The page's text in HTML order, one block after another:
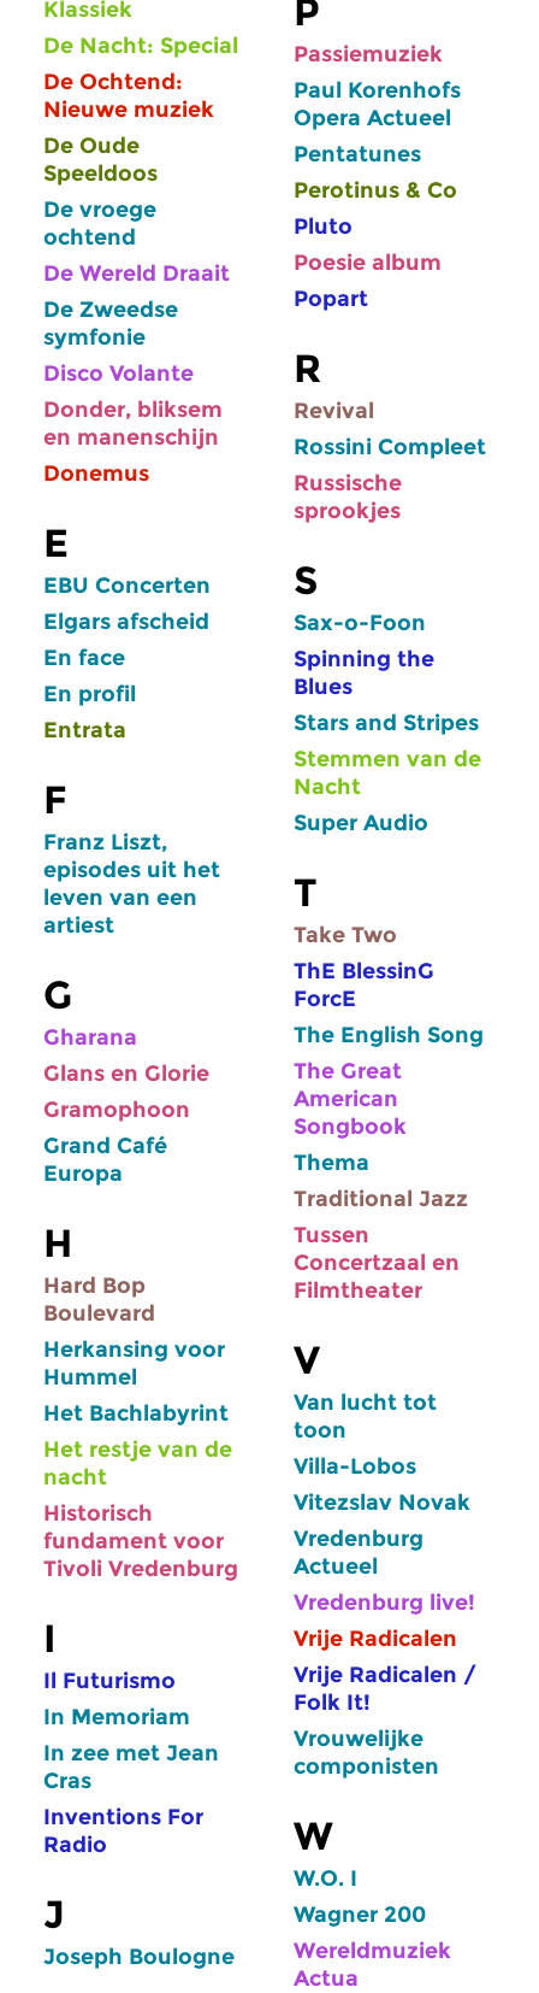
Klassiek
De Nacht: Special
De Ochtend:
Nieuwe muziek
De Oude
Speeldoos
De vroege
ochtend
De Wereld Draait
De Zweedse
symfonie
Disco Volante
Donder, bliksem
en manenschijn
Donemus
E
EBU Concerten
Elgars afscheid
En face
En profil
Entrata
F
Franz Liszt,
episodes uit het
leven van een
artiest
G
Gharana
Glans en Glorie
Gramophoon
Grand Café
Europa
H
Hard Bop
Boulevard
Herkansing voor
Hummel
Het Bachlabyrint
Het restje van de
nacht
Historisch
fundament voor
Tivoli Vredenburg
I
Il Futurismo
In Memoriam
In zee met Jean
Cras
Inventions For
Radio
J
Joseph Boulogne
P
Passiemuziek
Paul Korenhofs
Opera Actueel
Pentatunes
Perotinus & Co
Pluto
Poesie album
Popart
R
Revival
Rossini Compleet
Russische
sprookjes
S
Sax-o-Foon
Spinning the
Blues
Stars and Stripes
Stemmen van de
Nacht
Super Audio
T
Take Two
ThE BlessinG
ForcE
The English Song
The Great
American
Songbook
Thema
Traditional Jazz
Tussen
Concertzaal en
Filmtheater
V
Van lucht tot
toon
Villa-Lobos
Vitezslav Novak
Vredenburg
Actueel
Vredenburg live!
Vrije Radicalen
Vrije Radicalen /
Folk It!
Vrouwelijke
componisten
W
W.O. I
Wagner 200
Wereldmuziek
Actua